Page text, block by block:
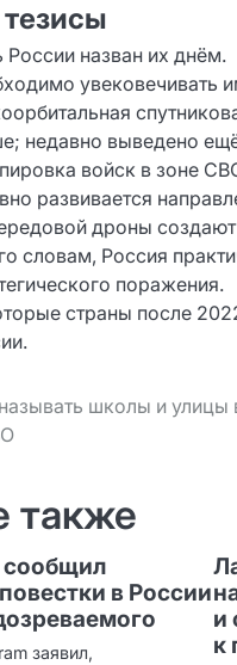
России назван их днём.
увековечивать
недавно выведено
войск в зоне
развивается
дроны
словам, Россия
поражения.
страны после
школы и улицы
также
сообщил
в России
заявил,
и
к